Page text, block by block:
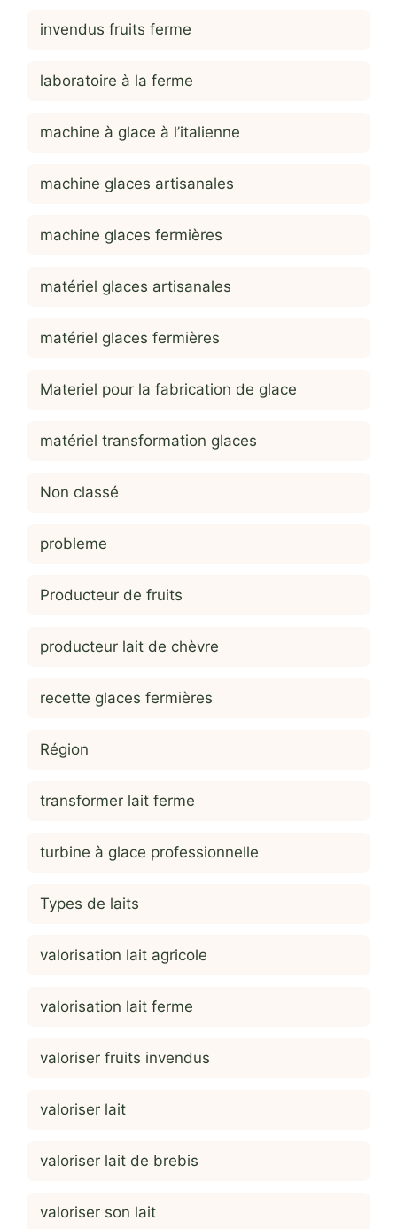
invendus fruits ferme
laboratoire à la ferme
machine à glace à l’italienne
machine glaces artisanales
machine glaces fermières
matériel glaces artisanales
matériel glaces fermières
Materiel pour la fabrication de glace
matériel transformation glaces
Non classé
probleme
Producteur de fruits
producteur lait de chèvre
recette glaces fermières
Région
transformer lait ferme
turbine à glace professionnelle
Types de laits
valorisation lait agricole
valorisation lait ferme
valoriser fruits invendus
valoriser lait
valoriser lait de brebis
valoriser son lait